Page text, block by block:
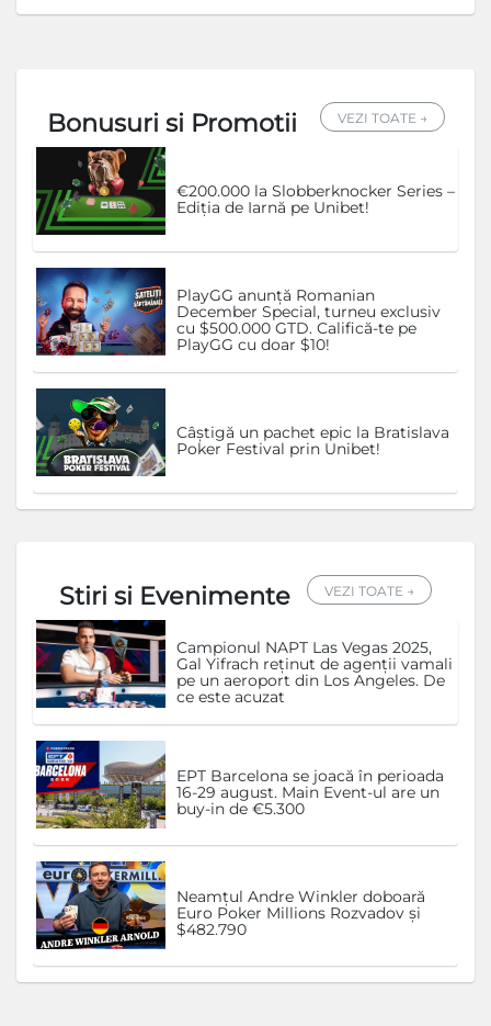
Bonusuri si Promotii VEZI TOATE →
€200.000 la Slobberknocker Series –
Ediția de Iarnă pe Unibet!
PlayGG anunță Romanian
December Special, turneu exclusiv
cu $500.000 GTD. Califică-te pe
PlayGG cu doar $10!
Câștigă un pachet epic la Bratislava
Poker Festival prin Unibet!
Stiri si Evenimente VEZI TOATE →
Campionul NAPT Las Vegas 2025,
Gal Yifrach reținut de agenții vamali
pe un aeroport din Los Angeles. De
ce este acuzat
EPT Barcelona se joacă în perioada
16-29 august. Main Event-ul are un
buy-in de €5.300
Neamțul Andre Winkler doboară
Euro Poker Millions Rozvadov și
$482.790